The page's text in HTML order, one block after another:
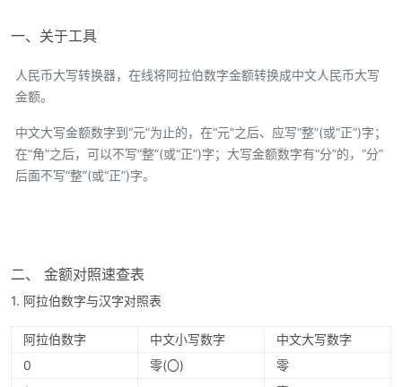
一、关于工具
人民币大写转换器，在线将阿拉伯数字金额转换成中文人民币大写
金额。
中文大写金额数字到“元”为止的，在“元”之后、应写“整”(或“正”)字；
在“角”之后，可以不写“整”(或“正”)字；大写金额数字有“分”的，“分”
后面不写“整”(或“正”)字。
二、 金额对照速查表
1. 阿拉伯数字与汉字对照表
阿拉伯数字 中文小写数字
中文大写数字
0
零(〇)
零